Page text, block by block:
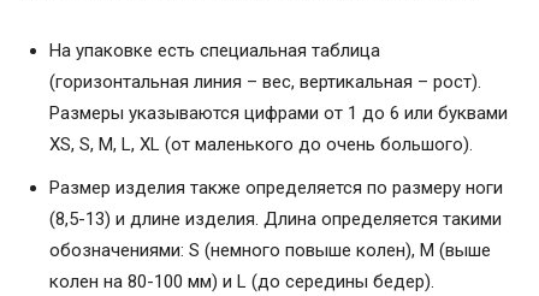
На упаковке есть специальная таблица
(горизонтальная линия – вес, вертикальная – рост).
Размеры указываются цифрами от 1 до 6 или буквами
XS, S, M, L, XL (от маленького до очень большого).
Размер изделия также определяется по размеру ноги
(8,5-13) и длине изделия. Длина определяется такими
обозначениями: S (немного повыше колен), М (выше
колен на 80-100 мм) и L (до середины бедер).